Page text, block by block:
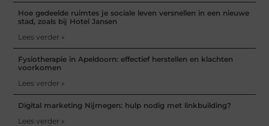
Hoe gedeelde ruimtes je sociale leven versnellen in een nieuwe
stad, zoals bij Hotel Jansen
Lees verder »
Fysiotherapie in Apeldoorn: effectief herstellen en klachten
voorkomen
Lees verder »
Digital marketing Nijmegen: hulp nodig met linkbuilding?
Lees verder »